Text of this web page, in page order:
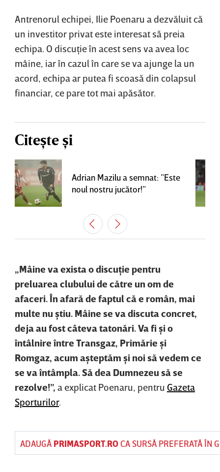
Antrenorul echipei, Ilie Poenaru a dezvăluit că
un investitor privat este interesat să preia
echipa. O discuţie în acest sens va avea loc
mâine, iar în cazul în care se va ajunge la un
acord, echipa ar putea fi scoasă din colapsul
financiar, ce pare tot mai apăsător.
Citește și
Adrian Mazilu a semnat: ”Este
noul nostru jucător!”
„Mâine va exista o discuţie pentru
preluarea clubului de către un om de
afaceri. În afară de faptul că e român, mai
multe nu ştiu. Mâine se va discuta concret,
deja au fost câteva tatonări. Va fi şi o
întâlnire între Transgaz, Primărie şi
Romgaz, acum aşteptăm şi noi să vedem ce
se va întâmpla. Să dea Dumnezeu să se
rezolve!”, a explicat Poenaru, pentru Gazeta
Sporturilor.
ADAUGĂ PRIMASPORT.ROCA SURSĂ PREFERATĂ ÎN